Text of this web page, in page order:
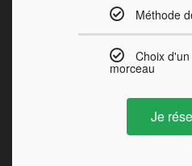
Méthode
Choix
morceau
Je